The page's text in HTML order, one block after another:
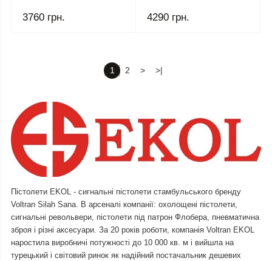
3760 грн. 4290 грн.
1 2 > >|
Пістолети EKOL - сигнальні пістолети стамбульського бренду
Voltran Silah Sana. В арсеналі компанії: охолощені пістолети,
сигнальні револьвери, пістолети під патрон Флобера, пневматична
зброя і різні аксесуари. За 20 років роботи, компанія Voltran EKOL
наростила виробничі потужності до 10 000 кв. м і вийшла на
турецький і світовий ринок як надійний постачальник дешевих